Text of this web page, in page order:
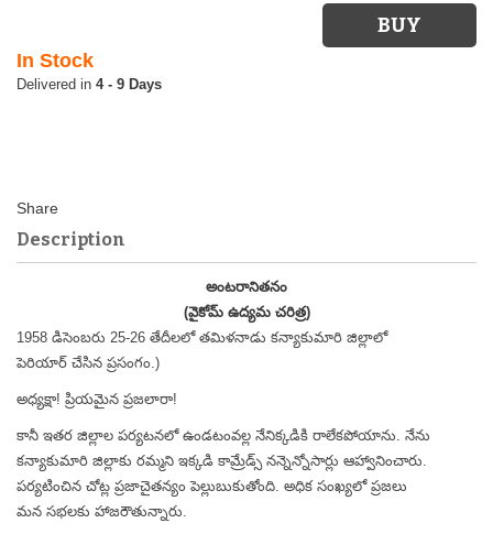
In Stock
4 - 9 Days
Description
అంటరానితనం
(వైకోమ్ ఉద్యమ చరిత్ర)
1958 డిసెంబరు 25-26 తేదీలలో తమిళనాడు కన్యాకుమారి జిల్లాలో
పెరియార్ చేసిన ప్రసంగం.)
అధ్యక్షా! ప్రియమైన ప్రజలారా!
కానీ ఇతర జిల్లాల పర్యటనలో ఉండటంవల్ల నేనిక్కడికి రాలేకపోయాను. నేను
కన్యాకుమారి జిల్లాకు రమ్మని ఇక్కడి కామ్రేడ్స్ నన్నెన్నోసార్లు ఆహ్వానించారు.
పర్యటించిన చోట్ల ప్రజాచైతన్యం పెల్లుబుకుతోంది. అధిక సంఖ్యలో ప్రజలు
మన సభలకు హాజరౌతున్నారు.